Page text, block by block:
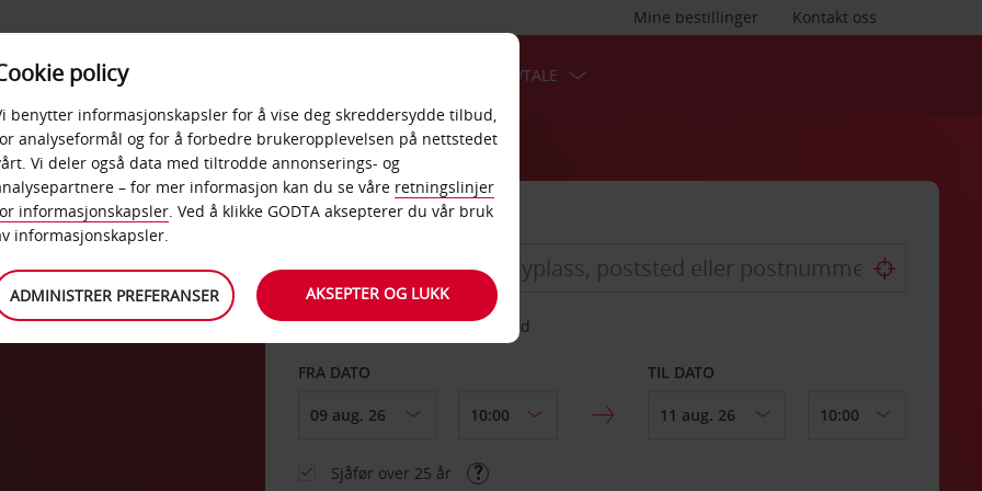
Kontakt oss
Mine bestillinger
PRODUKTER BEDRIFTSAVTALE
HENT FRA
Velg et annet leveringssted
FRA DATO TIL DATO
Sjåfør over 25 år
policy
benytter informasjonskapsler for å vise deg skreddersydde tilbud,
analyseformål og for å forbedre brukeropplevelsen på nettstedet
Vi deler også data med tiltrodde annonserings- og
– for mer informasjon kan du se våre retningslinjer
informasjonskapsler. Ved å klikke GODTA aksepterer du vår bruk
informasjonskapsler.
ADMINISTRER PREFERANSER AKSEPTER OG LUKK